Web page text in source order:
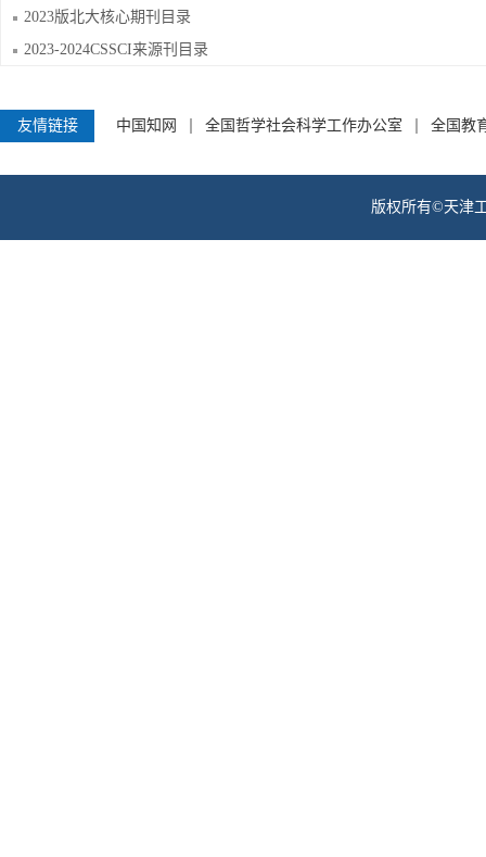
2023版北大核心期刊目录
2023-2024CSSCI来源刊目录
友情链接 中国知网 全国哲学社会科学工作办公室 全国教
版权所有©天津